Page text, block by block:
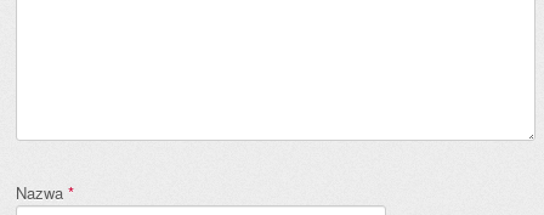
Nazwa *